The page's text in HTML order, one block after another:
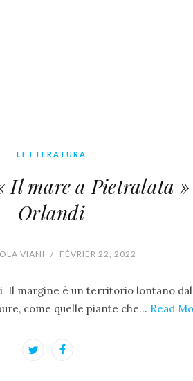
LETTERATURA
Il mare a Pietralata
Orlandi
VIANI / FÉVRIER 22, 2022
Il margine è un territorio lontano
come quelle piante che… Read